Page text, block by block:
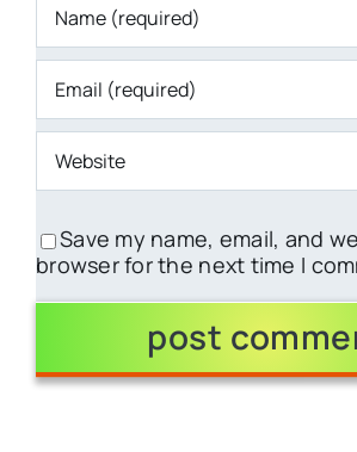
Save my name, email, and
browser for the next time I